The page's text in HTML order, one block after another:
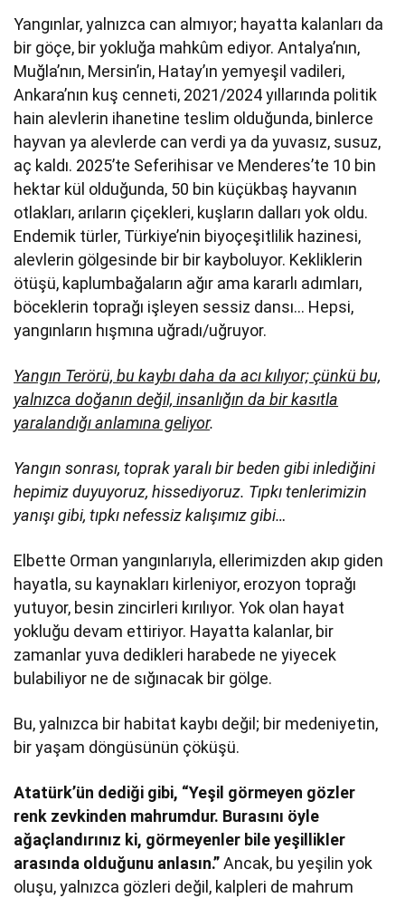
Yangınlar, yalnızca can almıyor; hayatta kalanları da
bir göçe, bir yokluğa mahkûm ediyor. Antalya’nın,
Muğla’nın, Mersin’in, Hatay’ın yemyeşil vadileri,
Ankara’nın kuş cenneti, 2021/2024 yıllarında politik
hain alevlerin ihanetine teslim olduğunda, binlerce
hayvan ya alevlerde can verdi ya da yuvasız, susuz,
aç kaldı. 2025’te Seferihisar ve Menderes’te 10 bin
hektar kül olduğunda, 50 bin küçükbaş hayvanın
otlakları, arıların çiçekleri, kuşların dalları yok oldu.
Endemik türler, Türkiye’nin biyoçeşitlilik hazinesi,
alevlerin gölgesinde bir bir kayboluyor. Kekliklerin
ötüşü, kaplumbağaların ağır ama kararlı adımları,
böceklerin toprağı işleyen sessiz dansı… Hepsi,
yangınların hışmına uğradı/uğruyor.
Yangın Terörü, bu kaybı daha da acı kılıyor; çünkü bu,
yalnızca doğanın değil, insanlığın da bir kasıtla
yaralandığı anlamına geliyor.
Yangın sonrası, toprak yaralı bir beden gibi inlediğini
hepimiz duyuyoruz, hissediyoruz. Tıpkı tenlerimizin
yanışı gibi, tıpkı nefessiz kalışımız gibi…
Elbette Orman yangınlarıyla, ellerimizden akıp giden
hayatla, su kaynakları kirleniyor, erozyon toprağı
yutuyor, besin zincirleri kırılıyor. Yok olan hayat
yokluğu devam ettiriyor. Hayatta kalanlar, bir
zamanlar yuva dedikleri harabede ne yiyecek
bulabiliyor ne de sığınacak bir gölge.
Bu, yalnızca bir habitat kaybı değil; bir medeniyetin,
bir yaşam döngüsünün çöküşü.
Atatürk’ün dediği gibi, “Yeşil görmeyen gözler
renk zevkinden mahrumdur. Burasını öyle
ağaçlandırınız ki, görmeyenler bile yeşillikler
arasında olduğunu anlasın.”Ancak, bu yeşilin yok
oluşu, yalnızca gözleri değil, kalpleri de mahrum